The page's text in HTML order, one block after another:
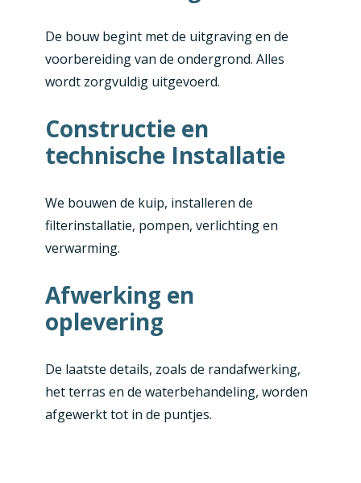
De bouw begint met de uitgraving en de
voorbereiding van de ondergrond. Alles
wordt zorgvuldig uitgevoerd.
Constructie en
technische Installatie
We bouwen de kuip, installeren de
filterinstallatie, pompen, verlichting en
verwarming.
Afwerking en
oplevering
De laatste details, zoals de randafwerking,
het terras en de waterbehandeling, worden
afgewerkt tot in de puntjes.